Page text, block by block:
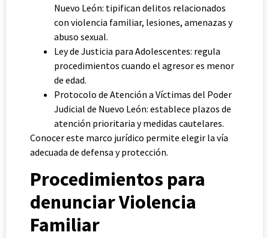
Nuevo León: tipifican delitos relacionados
con violencia familiar, lesiones, amenazas y
abuso sexual.
Ley de Justicia para Adolescentes: regula
procedimientos cuando el agresor es menor
de edad.
Protocolo de Atención a Víctimas del Poder
Judicial de Nuevo León: establece plazos de
atención prioritaria y medidas cautelares.
Conocer este marco jurídico permite elegir la vía
adecuada de defensa y protección.
Procedimientos para
denunciar Violencia
Familiar